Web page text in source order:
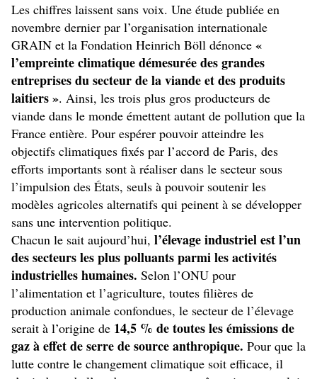
Les chiffres laissent sans voix. Une étude publiée en
novembre dernier par l’organisation internationale
GRAIN et la Fondation Heinrich Böll dénonce «
l’empreinte climatique démesurée des grandes
entreprises du secteur de la viande et des produits
laitiers ». Ainsi, les trois plus gros producteurs de
viande dans le monde émettent autant de pollution que la
France entière. Pour espérer pouvoir atteindre les
objectifs climatiques fixés par l’accord de Paris, des
efforts importants sont à réaliser dans le secteur sous
l’impulsion des États, seuls à pouvoir soutenir les
modèles agricoles alternatifs qui peinent à se développer
sans une intervention politique.
Chacun le sait aujourd’hui, l’élevage industriel est l’un
des secteurs les plus polluants parmi les activités
industrielles humaines. Selon l’ONU pour
l’alimentation et l’agriculture, toutes filières de
production animale confondues, le secteur de l’élevage
serait à l’origine de 14,5 % de toutes les émissions de
gaz à effet de serre de source anthropique. Pour que la
lutte contre le changement climatique soit efficace, il